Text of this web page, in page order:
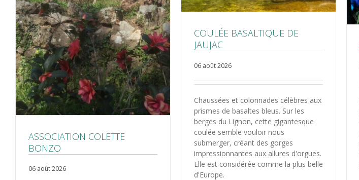
ASSOCIATION COLETTE
BONZO
06 août 2026
COULÉE BASALTIQUE DE
JAUJAC
06 août 2026
Chaussées et colonnades célèbres aux
prismes de basaltes bleus. Sur les
berges du Lignon, cette gigantesque
coulée semble vouloir nous
submerger, créant des gorges
impressionnantes aux allures d'orgues.
Elle est considérée comme la plus belle
d'Europe.